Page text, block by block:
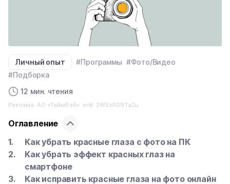
Личный опыт #Программы #Фото/Видео
#Подборка
12 мин. чтения
Реклама. АО «ТаймВэб». erid: 2W5zFG9Ta2u
Оглавление
Как убрать красные глаза с фото на ПК
Как убрать эффект красных глаз на
смартфоне
Как исправить красные глаза на фото онлайн